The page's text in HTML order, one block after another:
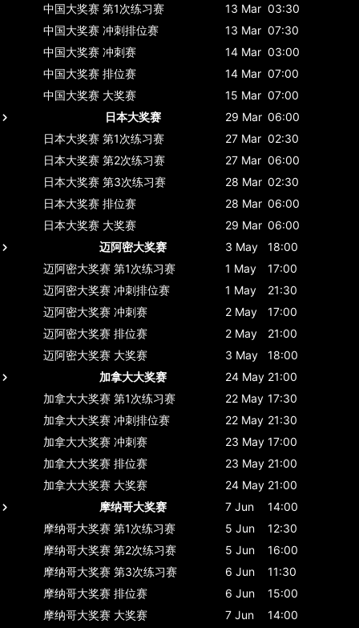
中国大奖赛 第1次练习赛 13 Mar 03:30
中国大奖赛 冲刺排位赛 13 Mar 07:30
中国大奖赛 冲刺赛 14 Mar 03:00
中国大奖赛 排位赛 14 Mar 07:00
中国大奖赛 大奖赛 15 Mar 07:00
日本大奖赛
29 Mar 06:00
日本大奖赛 第1次练习赛 27 Mar 02:30
日本大奖赛 第2次练习赛 27 Mar 06:00
日本大奖赛 第3次练习赛 28 Mar 02:30
日本大奖赛 排位赛 28 Mar 06:00
日本大奖赛 大奖赛 29 Mar 06:00
迈阿密大奖赛
3 May
18:00
迈阿密大奖赛 第1次练习赛 1 May
17:00
迈阿密大奖赛 冲刺排位赛 1 May
21:30
迈阿密大奖赛 冲刺赛 2 May
17:00
迈阿密大奖赛 排位赛 2 May
21:00
迈阿密大奖赛 大奖赛 3 May
18:00
加拿大大奖赛
24 May 21:00
加拿大大奖赛 第1次练习赛 22 May 17:30
加拿大大奖赛 冲刺排位赛 22 May 21:30
加拿大大奖赛 冲刺赛 23 May 17:00
加拿大大奖赛 排位赛 23 May 21:00
加拿大大奖赛 大奖赛 24 May 21:00
摩纳哥大奖赛
7 Jun
14:00
摩纳哥大奖赛 第1次练习赛 5 Jun
12:30
摩纳哥大奖赛 第2次练习赛 5 Jun
16:00
摩纳哥大奖赛 第3次练习赛 6 Jun
11:30
摩纳哥大奖赛 排位赛 6 Jun
15:00
摩纳哥大奖赛 大奖赛 7 Jun
14:00